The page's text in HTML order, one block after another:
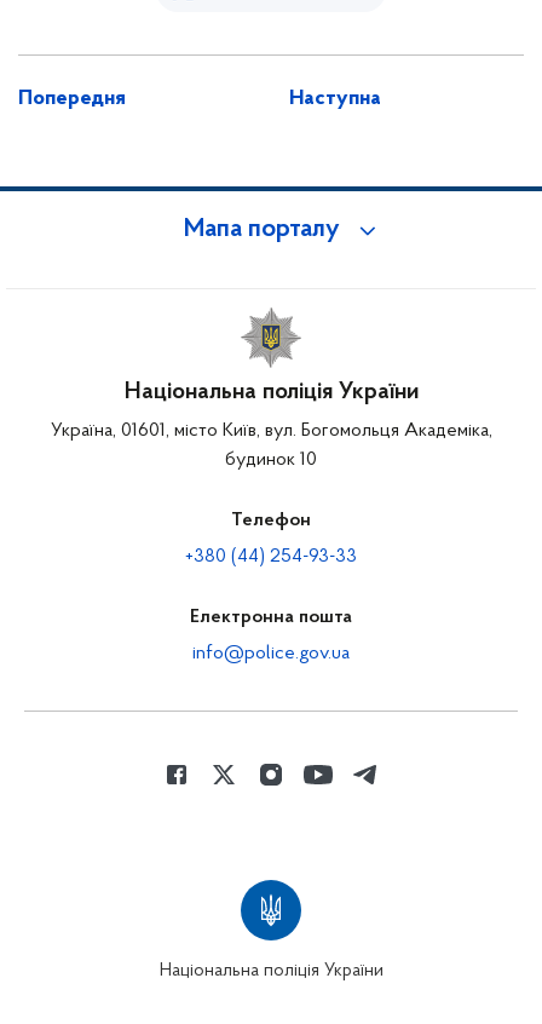
Попередня Наступна
Мапа порталу
Національна поліція України
Україна, 01601, місто Київ, вул. Богомольця Академіка,
будинок 10
Телефон
+380 (44) 254-93-33
Електронна пошта
info@police.gov.ua
Національна поліція України